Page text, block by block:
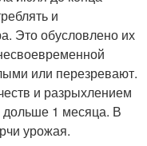
и
Это обусловлено их
или перезревают.
и разрыхлением
дольше 1 месяца. В
урожая.